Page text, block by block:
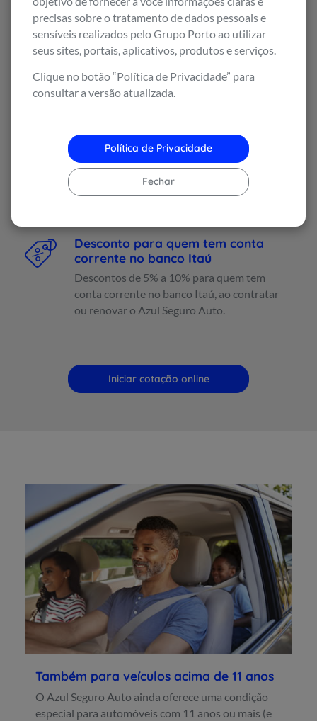
limitado a R$500,00 no seguro e no
cashback.
Para quem já possui o Cartão Porto Bank e
utiliza-lo como forma de pagamento do
seguro, o desconto será de 10%, limitado a
Além disso, o parcelamento do seguro
poderá ser feito em até 12x sem juros.
* Solicitação do Cartão de Crédito Porto Bank sujeito
a análise de crédito. O desconto será sobre o valor
(prêmio) líquido do seguro. A ativação do cartão (uso
Desconto para quem tem conta
corrente no banco Itaú
Descontos de 5% a 10% para quem tem
conta corrente no banco Itaú, ao contratar
ou renovar o Azul Seguro Auto.
Iniciar cotação online
Também para veículos acima de 11 anos
O Azul Seguro Auto ainda oferece uma condição
especial para automóveis com 11 anos ou mais (e
precisas sobre o tratamento de dados pessoais e
sensíveis realizados pelo Grupo Porto ao utilizar
seus sites, portais, aplicativos, produtos e serviços.
Clique no botão “Política de Privacidade” para
consultar a versão atualizada.
Política de Privacidade
Fechar